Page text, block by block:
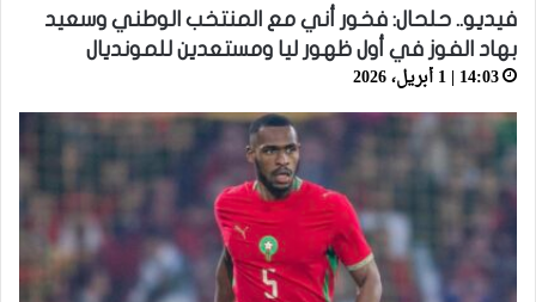
فيديو.. حلحال: فخور أني مع المنتخب الوطني وسعيد
بهاد الفوز في أول ظهور ليا ومستعدين للمونديال
14:03 | 1 أبريل، 2026